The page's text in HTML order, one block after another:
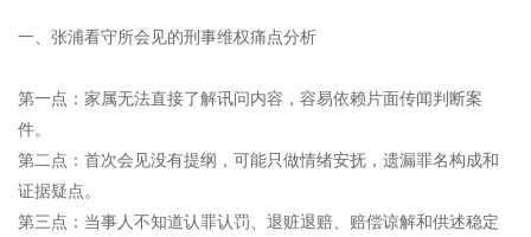
一、张浦看守所会见的刑事维权痛点分析
第一点：家属无法直接了解讯问内容，容易依赖片面传闻判断案
件。
第二点：首次会见没有提纲，可能只做情绪安抚，遗漏罪名构成和
证据疑点。
第三点：当事人不知道认罪认罚、退赃退赔、赔偿谅解和供述稳定